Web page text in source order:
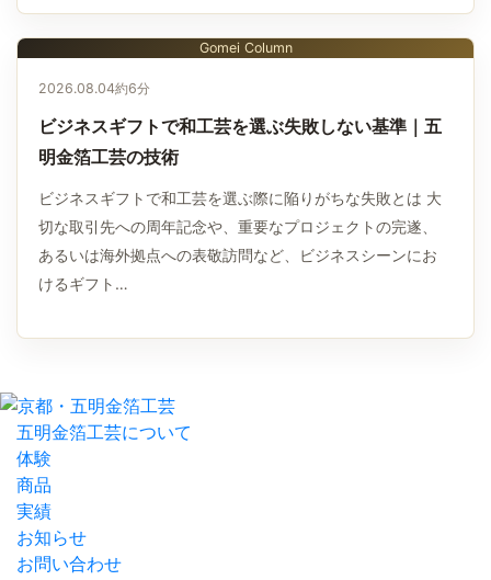
Gomei Column
2026.08.04約6分
ビジネスギフトで和工芸を選ぶ失敗しない基準｜五
明金箔工芸の技術
ビジネスギフトで和工芸を選ぶ際に陥りがちな失敗とは 大
切な取引先への周年記念や、重要なプロジェクトの完遂、
あるいは海外拠点への表敬訪問など、ビジネスシーンにお
けるギフト…
五明金箔工芸について
体験
商品
実績
お知らせ
お問い合わせ